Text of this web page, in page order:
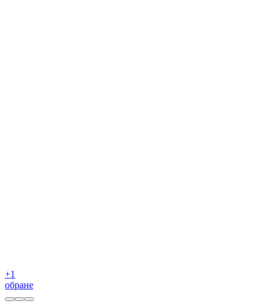
+1
обране